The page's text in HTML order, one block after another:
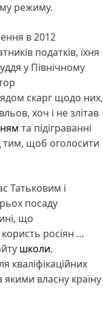
режиму.
в 2012
податків, їхня
у Північному
скарг щодо них,
хоч і не злітав
та підіграванні
тим, щоб оголосити
Татьковим і
посаду
що
росіян …
школи,
кваліфікаційних
якими власну країну